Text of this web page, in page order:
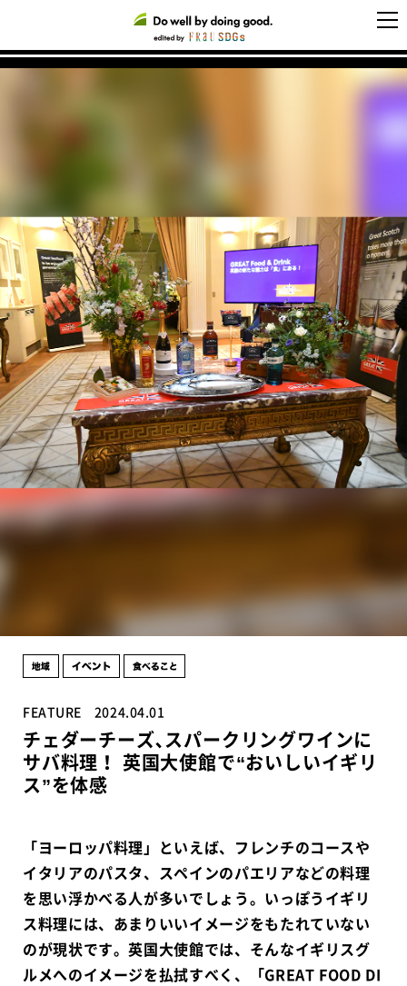
FEATURE 2024.04.01
チェダーチーズ､スパークリングワインに
サバ料理！ 英国大使館で“おいしいイギリ
ス”を体感
「ヨーロッパ料理」といえば、フレンチのコースや
イタリアのパスタ、スペインのパエリアなどの料理
を思い浮かべる人が多いでしょう。いっぽうイギリ
ス料理には、あまりいいイメージをもたれていない
のが現状です。英国大使館では、そんなイギリスグ
ルメへのイメージを払拭すべく、「GREAT FOOD DI